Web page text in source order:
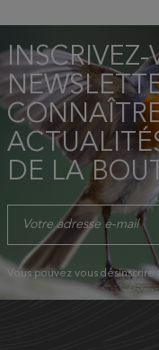
DE LA
Vous pouvez vous